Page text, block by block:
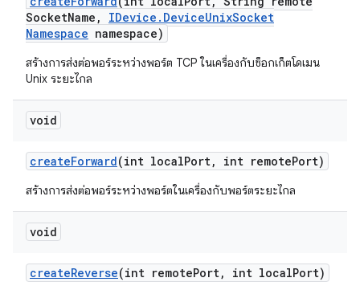
SocketName , IDevice . DeviceUnixSocket
Namespace namespace)
สร้างการส่งต่อพอร์ระหว่างพอร์ต TCP ในเครื่องกับซ็อกเก็ตโดเมน
Unix ระยะไกล
void
createForward(int localPort, int remotePort)
สร้างการส่งต่อพอร์ระหว่างพอร์ตในเครื่องกับพอร์ตระยะไกล
void
createReverse(int remotePort, int localPort)